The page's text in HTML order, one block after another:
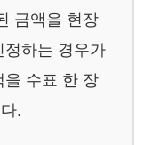
금액을 현장
정하는 경우가
을 수표 한 장
.